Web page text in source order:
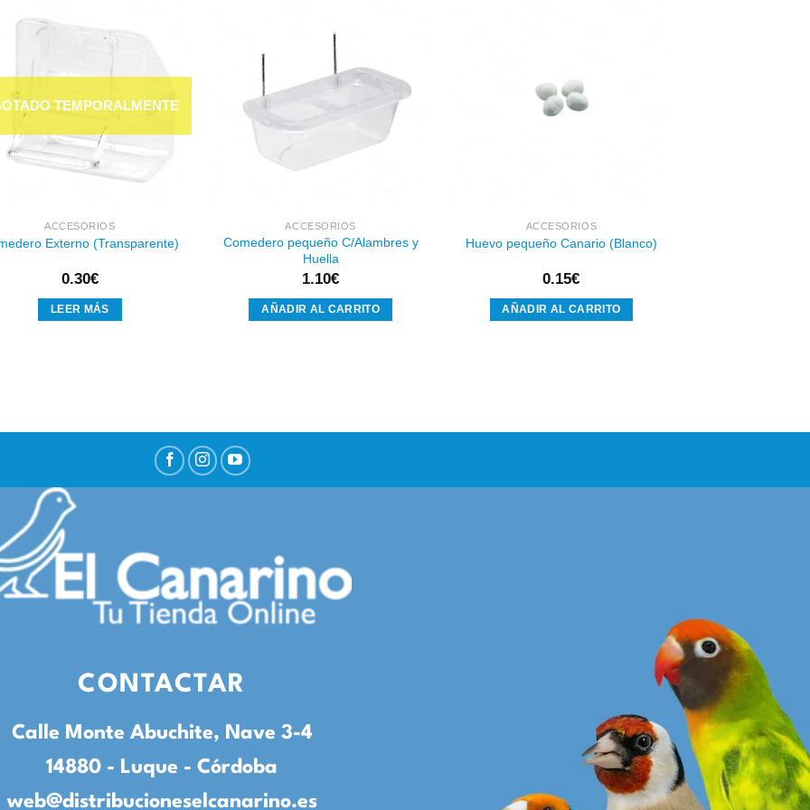
deseos
ACCESORIOS
Externo (Transparente)
0.30€
LEER MÁS
a la
lista de
deseos
ACCESORIOS
Comedero pequeño C/Alambres y
Huella
1.10€
AÑADIR AL CARRITO
ACCESORIOS
Huevo pequeño Canario (Blanco)
0.15€
AÑADIR AL CARRITO
CONTACTAR
Calle Monte Abuchite, Nave 3-4
14880 - Luque - Córdoba
web@distribucioneselcanarino.es